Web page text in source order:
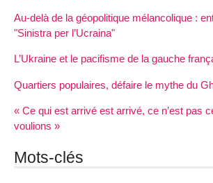
Au-delà de la géopolitique mélancolique :
"Sinistra per l’Ucraina"
L’Ukraine et le pacifisme de la gauche
Quartiers populaires, défaire le mythe du
« Ce qui est arrivé est arrivé, ce n’est pas
voulions »
Mots-clés